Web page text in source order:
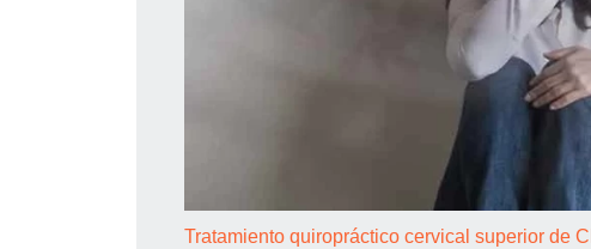
Tratamiento quiropráctico cervical superior de